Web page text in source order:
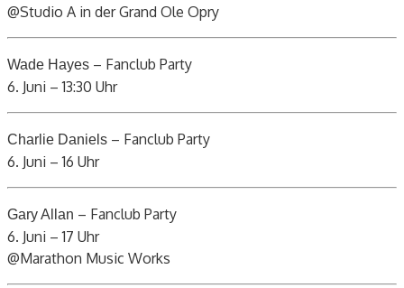
@Studio A in der Grand Ole Opry
Wade Hayes – Fanclub Party
6. Juni – 13:30 Uhr
Charlie Daniels – Fanclub Party
6. Juni – 16 Uhr
Gary Allan – Fanclub Party
6. Juni – 17 Uhr
@Marathon Music Works